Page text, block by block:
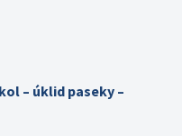
– úklid paseky –